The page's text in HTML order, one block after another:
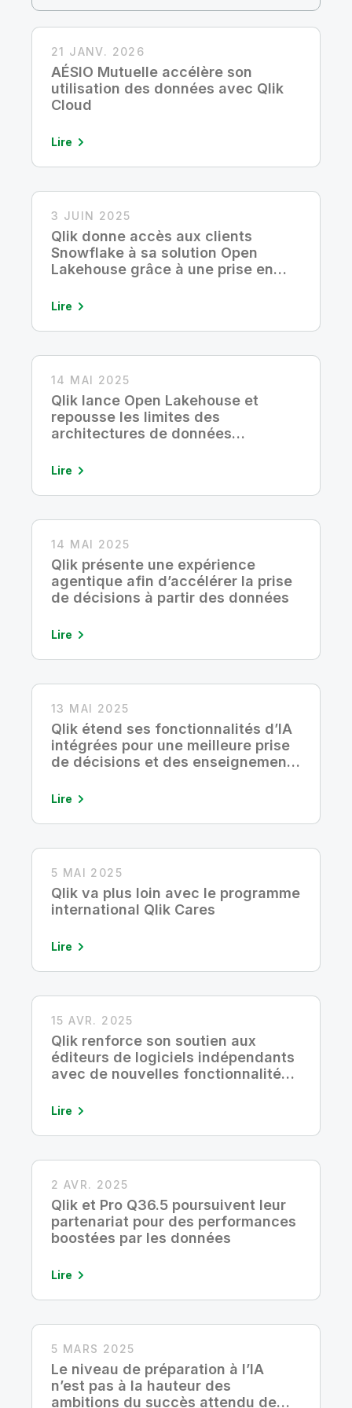
Onboarding
Presse
Nos bureaux dans le monde
Qlik
Talend
insights plus pertinents et optimiser vos résultats.
21 JANV. 2026
AÉSIO Mutuelle accélère son
utilisation des données avec Qlik
Cloud
Lire
3 JUIN 2025
Qlik donne accès aux clients
Snowflake à sa solution Open
Lakehouse grâce à une prise en
Iceberg gérées par Snowflake
Lire
14 MAI 2025
Qlik lance Open Lakehouse et
repousse les limites des
architectures de données
Lire
14 MAI 2025
Qlik présente une expérience
agentique afin d’accélérer la prise
de décisions à partir des données
Lire
13 MAI 2025
Qlik étend ses fonctionnalités d’IA
intégrées pour une meilleure prise
de décisions et des enseignements
Lire
5 MAI 2025
Qlik va plus loin avec le programme
international Qlik Cares
Lire
15 AVR. 2025
Qlik renforce son soutien aux
éditeurs de logiciels indépendants
avec de nouvelles fonctionnalités
Lire
2 AVR. 2025
Qlik et Pro Q36.5 poursuivent leur
partenariat pour des performances
boostées par les données
Lire
5 MARS 2025
Le niveau de préparation à l’IA
n’est pas à la hauteur des
ambitions du succès attendu de